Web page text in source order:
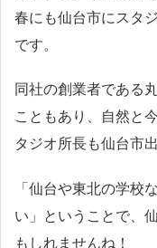
春にも仙台市にスタ
です。
同社の創業者である
こともあり、自然と
タジオ所長も仙台市
「仙台や東北の学校
い」ということで、
もしれませんね！